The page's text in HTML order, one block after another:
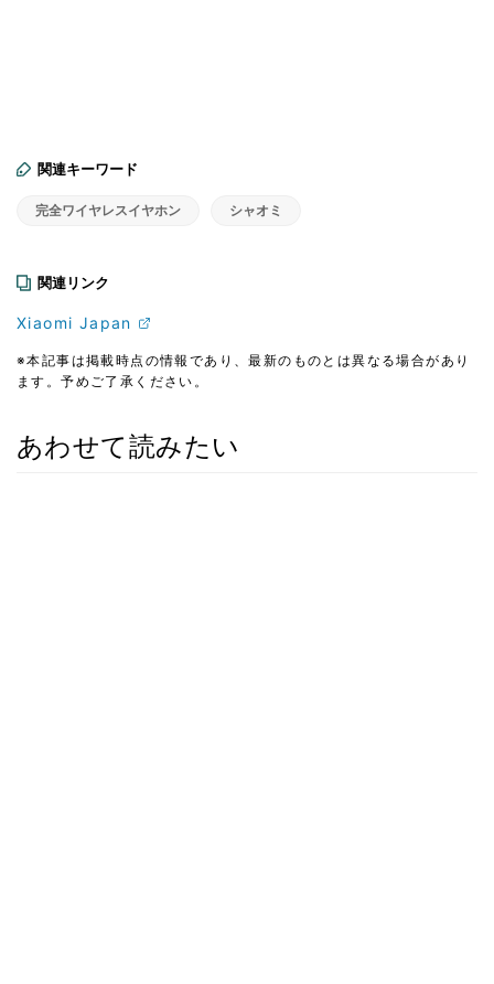
関連キーワード
完全ワイヤレスイヤホン シャオミ
関連リンク
Xiaomi Japan
※本記事は掲載時点の情報であり、最新のものとは異なる場合があり
ます。予めご了承ください。
あわせて読みたい